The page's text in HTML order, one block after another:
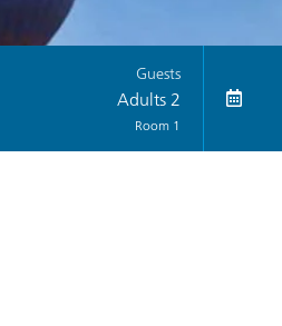
Guests
2 Adults
1 Room